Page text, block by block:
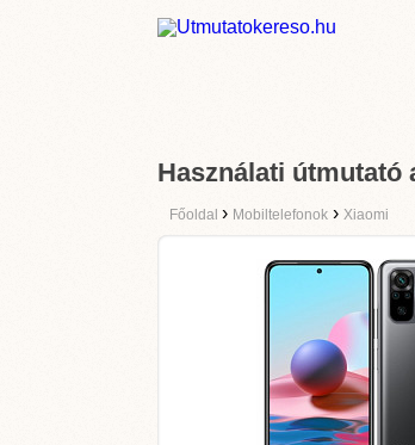
Használati útmutató
Főoldal › Mobiltelefonok › Xiaomi